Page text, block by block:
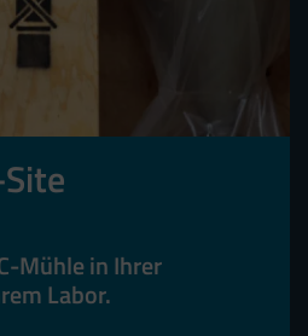
Mühle in Ihrer
Labor.